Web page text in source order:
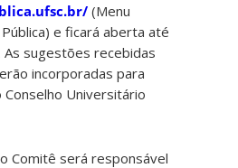
(Menu
e ficará aberta até
sugestões recebidas
incorporadas para
Universitário
Comitê será responsável